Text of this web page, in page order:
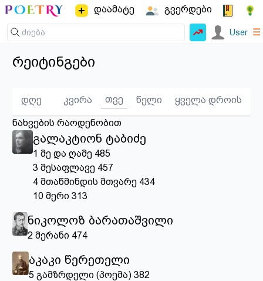
დაამატე გვერდები
User ☰
რეიტინგები
დღე კვირა თვე წელი ყველა დროის
ნახვების რაოდენობით
გალაკტიონ ტაბიძე
1 მე და ღამე 485
3 მესაფლავე 457
4 მთაწმინდის მთვარე 434
10 მერი 313
ნიკოლოზ ბარათაშვილი
2 მერანი 474
აკაკი წერეთელი
5 გამზრდელი (პოემა) 382